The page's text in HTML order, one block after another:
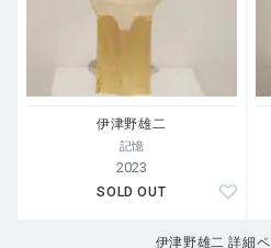
E-mail gtsubaki@yb3.so-net.ne.jp
伊津野雄二
記憶
2023
SOLD OUT
伊津野雄二 詳細